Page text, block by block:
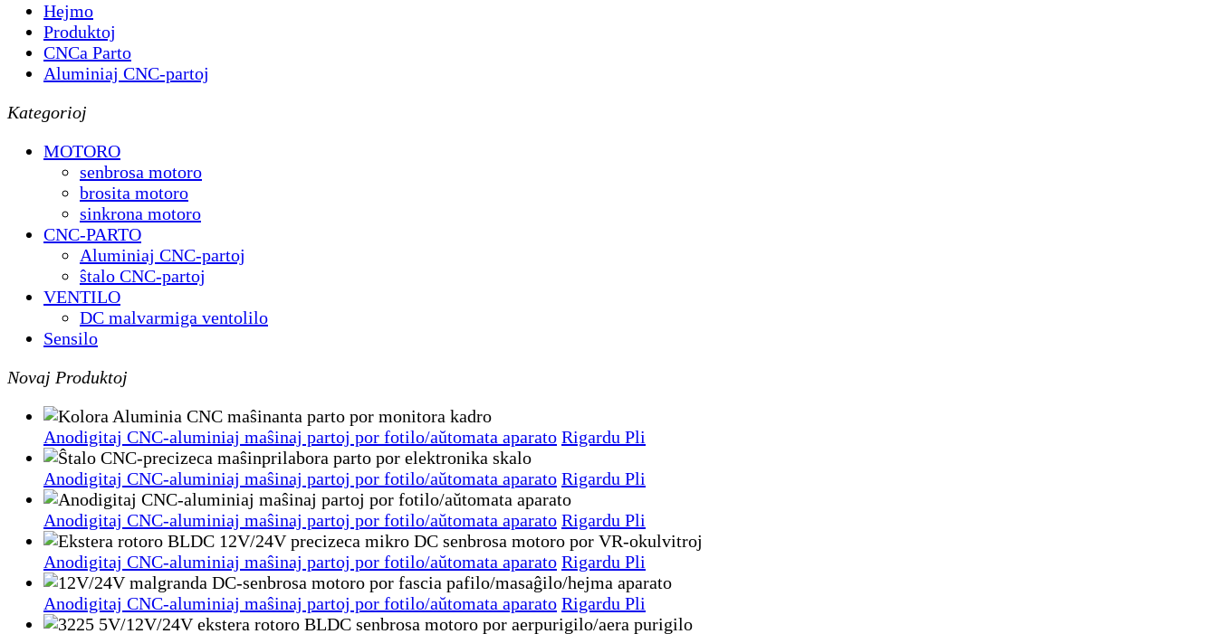
Hejmo
Produktoj
CNCa Parto
Aluminiaj CNC-partoj
Kategorioj
MOTORO
senbrosa motoro
brosita motoro
sinkrona motoro
CNC-PARTO
Aluminiaj CNC-partoj
ŝtalo CNC-partoj
VENTILO
DC malvarmiga ventolilo
Sensilo
Novaj Produktoj
Anodigitaj CNC-aluminiaj maŝinaj partoj por fotilo/aŭtomata aparato Rigardu Pli
Anodigitaj CNC-aluminiaj maŝinaj partoj por fotilo/aŭtomata aparato Rigardu Pli
Anodigitaj CNC-aluminiaj maŝinaj partoj por fotilo/aŭtomata aparato Rigardu Pli
Anodigitaj CNC-aluminiaj maŝinaj partoj por fotilo/aŭtomata aparato Rigardu Pli
Anodigitaj CNC-aluminiaj maŝinaj partoj por fotilo/aŭtomata aparato Rigardu Pli